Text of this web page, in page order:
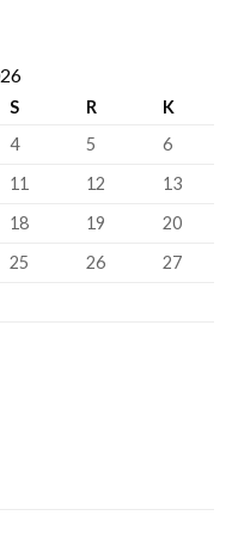
S R
K
4 5
6
11 12
13
18 19
20
25 26
27